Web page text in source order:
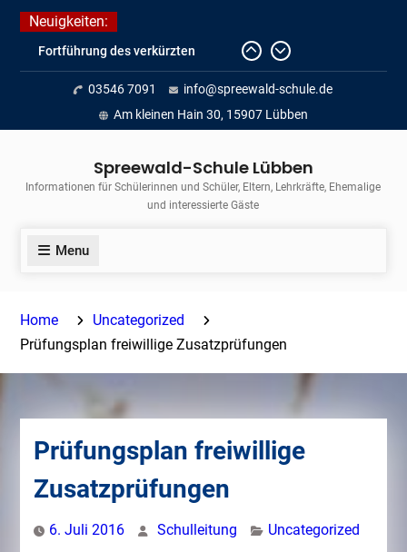
Skip
content
Neuigkeiten:
Fortführung des verkürzten
Unterrichts aufgrund der hohen
Temperaturen (22.06. bis
voraussichtlich zum 26.06.2026)
Journalismus hautnah
Insellauf 2026
03546 7091
info@spreewald-schule.de
Am kleinen Hain 30, 15907 Lübben
Spreewald-Schule Lübben
Informationen für Schülerinnen und Schüler, Eltern, Lehrkräfte, Ehemalige
und interessierte Gäste
Menu
Home
Uncategorized
Prüfungsplan freiwillige Zusatzprüfungen
Prüfungsplan freiwillige
Zusatzprüfungen
6. Juli 2016 Schulleitung Uncategorized